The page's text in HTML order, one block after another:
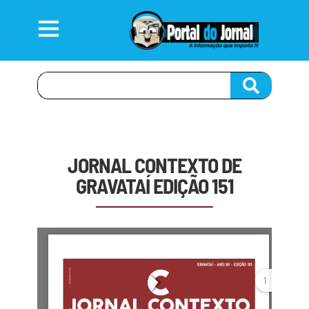
JORNAL CONTEXTO DE
GRAVATAÍ EDIÇÃO 151
1